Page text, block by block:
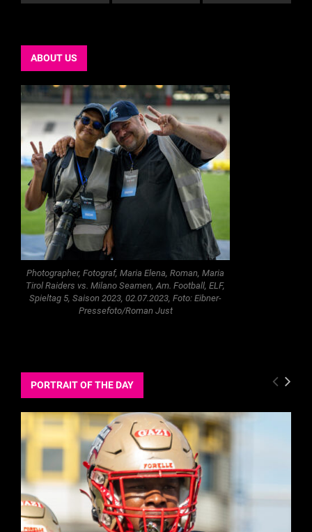
ABOUT US
Photographer, Fotograf, Maria Elena, Roman, Maria
Tirol Raiders vs. Milano Seamen, Am. Football, ELF,
Spieltag 5, Saison 2023, 02.07.2023, Foto: Eibner-
Pressefoto/Roman Just
PORTRAIT OF THE DAY